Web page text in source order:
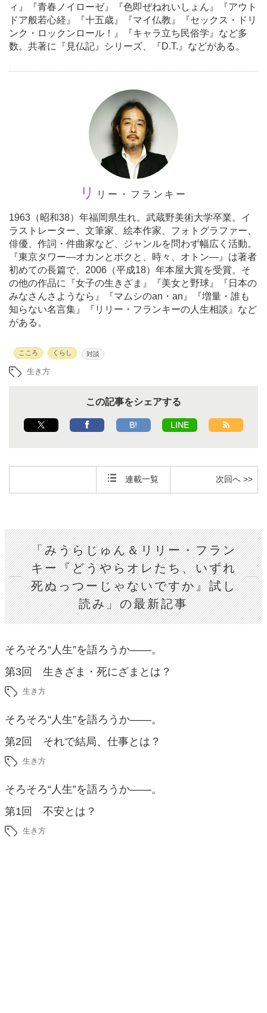
ィ』『青春ノイローゼ』『色即ぜねれいしょん』『アウト
ドア般若心経』『十五歳』『マイ仏教』『セックス・ドリ
ンク・ロックンロール！』『キャラ立ち民俗学』など多
数。共著に『見仏記』シリーズ、『D.T.』などがある。
リ リー・フランキー
1963（昭和38）年福岡県生れ。武蔵野美術大学卒業。イ
ラストレーター、文筆家、絵本作家、フォトグラファー、
俳優、作詞・件曲家など、ジャンルを問わず幅広く活動。
『東京タワー―オカンとボクと、時々、オトン―』は著者
初めての長篇で、2006（平成18）年本屋大賞を受賞。そ
の他の作品に『女子の生きざま』『美女と野球』『日本の
みなさんさようなら』『マムシのan・an』『増量・誰も
知らない名言集』『リリー・フランキーの人生相談』など
がある。
こころ くらし 対談
生き方
この記事をシェアする
B! LINE
連載一覧 次回へ >>
「みうらじゅん＆リリー・フラン
キー『どうやらオレたち、いずれ
死ぬっつーじゃないですか』試し
読み」の最新記事
そろそろ“人生”を語ろうか――。
第3回 生きざま・死にざまとは？
生き方
そろそろ“人生”を語ろうか――。
第2回 それで結局、仕事とは？
生き方
そろそろ“人生”を語ろうか――。
第1回 不安とは？
生き方